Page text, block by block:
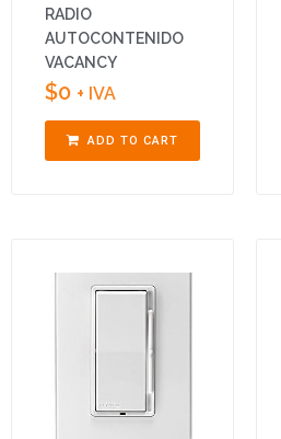
RADIO
AUTOCONTENIDO
VACANCY
$0 + IVA
ADD TO CART